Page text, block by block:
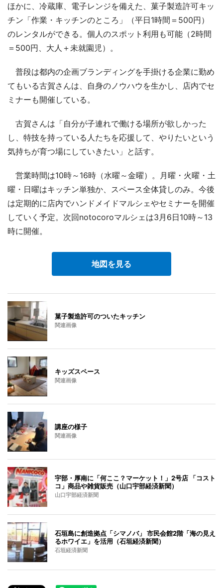
ほかに、冷蔵庫、電子レンジを備えた、菓子製造許可キッ
チン「作業・キッチンのところ」（平日1時間＝500円）
のレンタルができる。個人のスポット利用も可能（2時間
＝500円、大人＋未就園児）。
普段は都内の企画ブランディングを手掛ける企業に勤め
てもいる古賀さんは、自身のノウハウを生かし、店内でセ
ミナーも開催している。
古賀さんは「自分が子連れで働ける場所が欲しかった
し、特技を持っている人たちを応援して、やりたいという
気持ちが育つ場にしていきたい」と話す。
営業時間は10時～16時（水曜～金曜）。月曜・火曜・土
曜・日曜はキッチン単独か、スペース全体貸しのみ。今後
は定期的に店内でハンドメイドマルシェやセミナーを開催
していく予定。次回notocoroマルシェは3月6日10時～13
時に開催。
地図を見る
菓子製造許可のついたキッチン
関連画像
キッズスペース
関連画像
講座の様子
関連画像
宇部・厚南に「何ここ？マーケット！」2号店 「コスト
コ」商品や雑貨販売（山口宇部経済新聞）
山口宇部経済新聞
石垣島に創造拠点「シマノバ」 市民会館2階「海の見え
るホワイエ」を活用（石垣経済新聞）
石垣経済新聞